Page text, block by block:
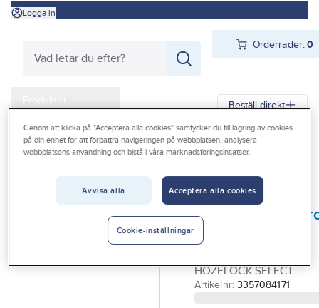
Logga in
Orderrader:0
Produkter
Kampanjer
Outlet
Beställ direkt
Gelia Produkter Gelia VVS
Bevattning
Hozelock Select
HOZELOCK SELECT
Artikelnr: 3357084171
Genom att klicka på "Acceptera alla cookies" samtycker du till lagring av cookies
på din enhet för att förbättra navigeringen på webbplatsen, analysera
webbplatsens användning och bistå i våra marknadsföringsinsatser.
Avvisa alla Acceptera alla cookies
Cookie-inställningar